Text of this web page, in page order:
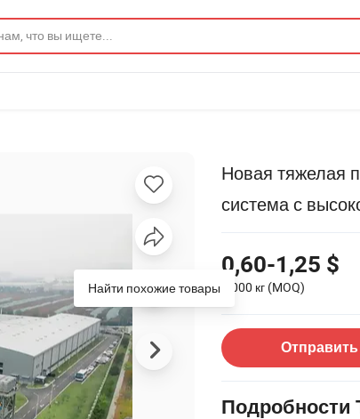
Новая тяжелая
система с
0,60-1,25 $
1 000 кг (MOQ)
Подробности
Найти похожие товары